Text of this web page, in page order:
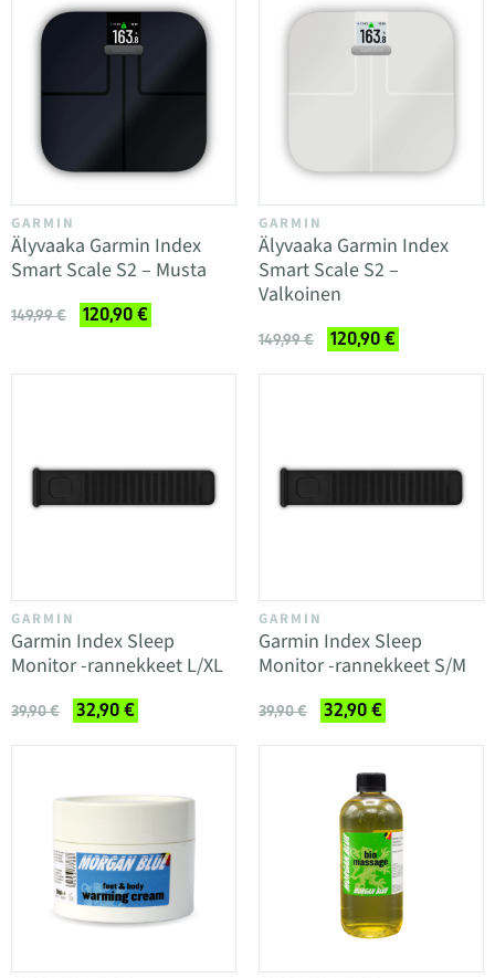
GARMIN
Älyvaaka Garmin Index
Smart Scale S2 – Musta
149,99 € 120,90 €
GARMIN
Älyvaaka Garmin Index
Smart Scale S2 –
Valkoinen
149,99 € 120,90 €
GARMIN
Garmin Index Sleep
Monitor -rannekkeet L/XL
39,90 € 32,90 €
GARMIN
Garmin Index Sleep
Monitor -rannekkeet S/M
39,90 € 32,90 €